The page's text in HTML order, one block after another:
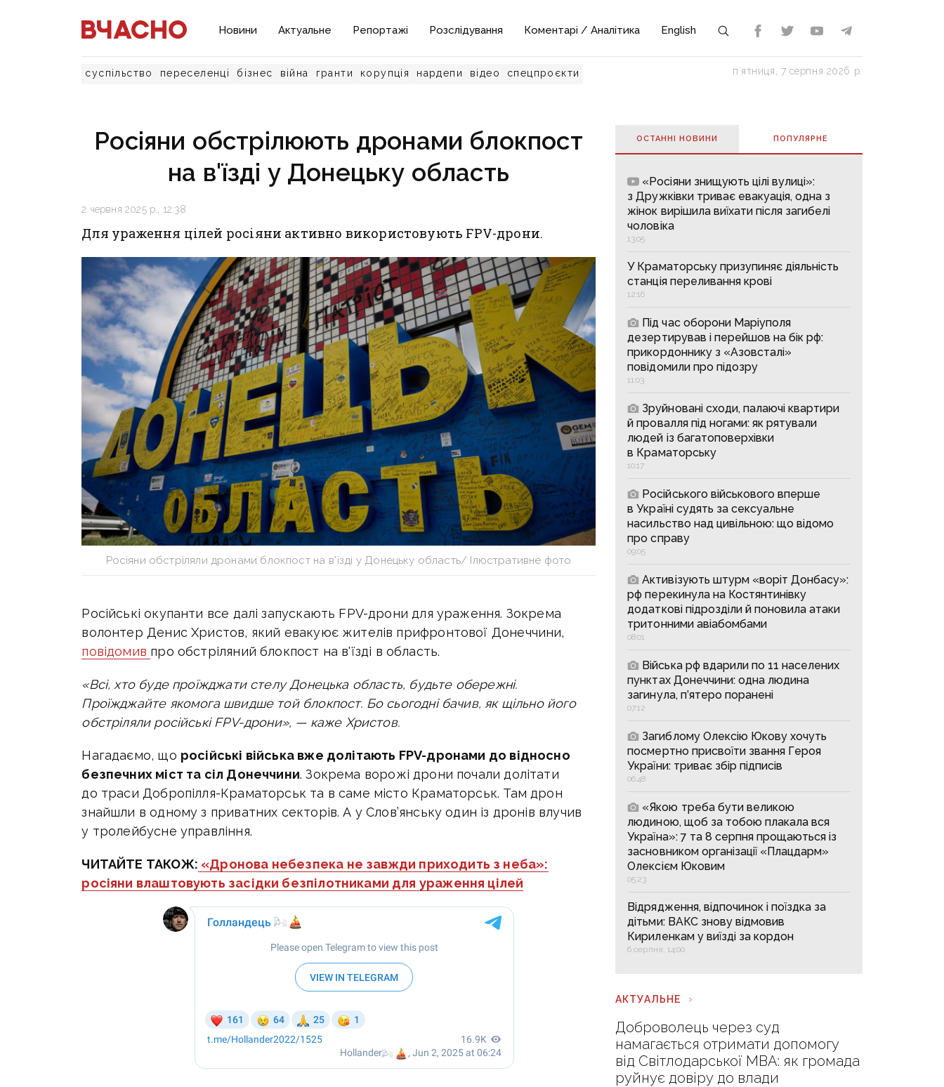
Новини Актуальне Репортажі Розслідування Коментарі / Аналітика English
суспільство переселенці бізнес війна гранти корупція нардепи відео спецпроєкти пʼятниця, 7 серпня 2026 р.
Росіяни обстрілюють дронами блокпост
на в'їзді у Донецьку область
2 червня 2025 р., 12:38
Для ураження цілей росіяни активно використовують FPV-дрони.
Росіяни обстріляли дронами блокпост на в'їзді у Донецьку область/ Ілюстративне фото
Російські окупанти все далі запускають FPV-дрони для ураження. Зокрема
волонтер Денис Христов, який евакуює жителів прифронтової Донеччини,
повідомив про обстріляний блокпост на в'їзді в область.
«Всі, хто буде проїжджати стелу Донецька область, будьте обережні.
Проїжджайте якомога швидше той блокпост. Бо сьогодні бачив, як щільно його
обстріляли російські FPV-дрони», — каже Христов.
Нагадаємо, що російські війська вже долітають FPV-дронами до відносно
безпечних міст та сіл Донеччини. Зокрема ворожі дрони почали долітати
до траси Добропілля-Краматорськ та в саме місто Краматорськ. Там дрон
знайшли в одному з приватних секторів. А у Слов’янську один із дронів влучив
у тролейбусне управління.
ЧИТАЙТЕ ТАКОЖ: «Дронова небезпека не завжди приходить з неба»:
росіяни влаштовують засідки безпілотниками для ураження цілей
ОСТАННІ НОВИНИ ПОПУЛЯРНE
«Росіяни знищують цілі вулиці»:
з Дружківки триває евакуація, одна з
жінок вирішила виїхати після загибелі
чоловіка
13:05
У Краматорську призупиняє діяльність
станція переливання крові
12:16
Під час оборони Маріуполя
дезертирував і перейшов на бік рф:
прикордоннику з «Азовсталі»
повідомили про підозру
11:03
Зруйновані сходи, палаючі квартири
й провалля під ногами: як рятували
людей із багатоповерхівки
в Краматорську
10:17
Російського військового вперше
в Україні судять за сексуальне
насильство над цивільною: що відомо
про справу
09:05
Активізують штурм «воріт Донбасу»:
рф перекинула на Костянтинівку
додаткові підрозділи й поновила атаки
тритонними авіабомбами
08:01
Війська рф вдарили по 11 населених
пунктах Донеччини: одна людина
загинула, п’ятеро поранені
07:12
Загиблому Олексію Юкову хочуть
посмертно присвоїти звання Героя
України: триває збір підписів
06:48
«Якою треба бути великою
людиною, щоб за тобою плакала вся
Україна»: 7 та 8 серпня прощаються із
засновником організації «Плацдарм»
Олексієм Юковим
05:23
Відрядження, відпочинок і поїздка за
дітьми: ВАКС знову відмовив
Кириленкам у виїзді за кордон
6 серпня, 14:00
АКТУАЛЬНЕ
Доброволець через суд
намагається отримати допомогу
від Світлодарської МВА: як громада
руйнує довіру до влади